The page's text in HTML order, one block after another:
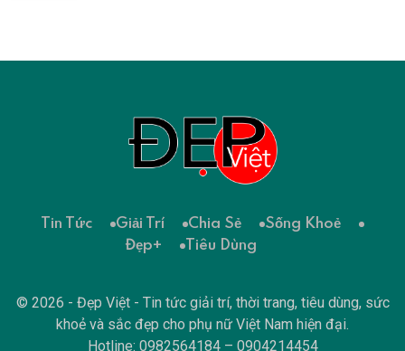
Tin Tức Giải Trí Chia Sẻ
Sống Khoẻ
Đẹp+
Tiêu Dùng
© 2026 - Đẹp Việt - Tin tức giải trí, thời trang, tiêu dùng, sức
khoẻ và sắc đẹp cho phụ nữ Việt Nam hiện đại.
Hotline: 0982564184 – 0904214454